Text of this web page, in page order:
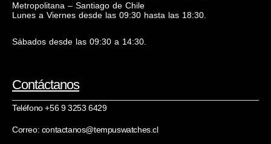
Metropolitana – Santiago de Chile
Lunes a Viernes desde las 09:30 hasta las 18:30.
Sábados desde las 09:30 a 14:30.
Contáctanos
Teléfono +56 9 3253 6429
Correo: contactanos@tempuswatches.cl